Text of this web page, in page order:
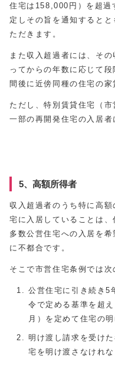
住宅は158,000円）を超過
定しその旨を通知すると
ただきます。
また収入超過者には、そ
ってからの年数に応じて
間後に近傍同種の住宅の家
ただし、特別賃貸住宅（
一部の再開発住宅の入居者
5、高額所得者
収入超過者のうち特に高
宅に入居していることは
多数公営住宅への入居を
に不都合です。
そこで市営住宅条例では次
公営住宅に引き続き5
令で定める基準を超
月）を定めて住宅の
明け渡し請求を受け
宅を明け渡さなけれな